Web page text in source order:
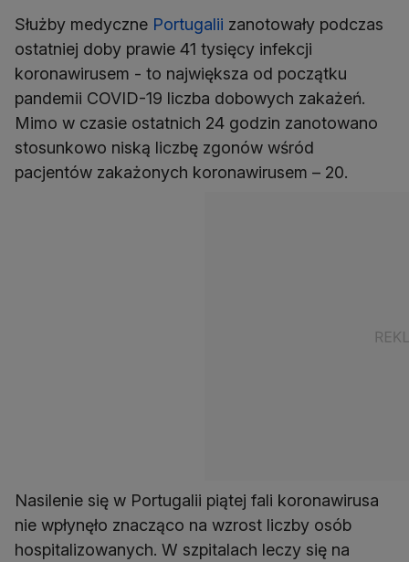
Służby medyczne Portugalii zanotowały podczas
ostatniej doby prawie 41 tysięcy infekcji
koronawirusem - to największa od początku
pandemii COVID-19 liczba dobowych zakażeń.
Mimo w czasie ostatnich 24 godzin zanotowano
stosunkowo niską liczbę zgonów wśród
pacjentów zakażonych koronawirusem – 20.
Nasilenie się w Portugalii piątej fali koronawirusa
nie wpłynęło znacząco na wzrost liczby osób
hospitalizowanych. W szpitalach leczy się na